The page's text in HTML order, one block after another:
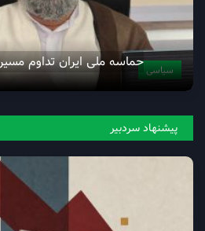
سیاسیحماسه ملی ایران تداوم
پیشنهاد سردبیر